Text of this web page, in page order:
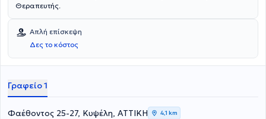
Θεραπευτής.
Απλή επίσκεψη
Δες το κόστος
Γραφείο 1
Φαέθοντος 25-27, Κυψέλη, ΑΤΤΙΚΗ 4,1 km